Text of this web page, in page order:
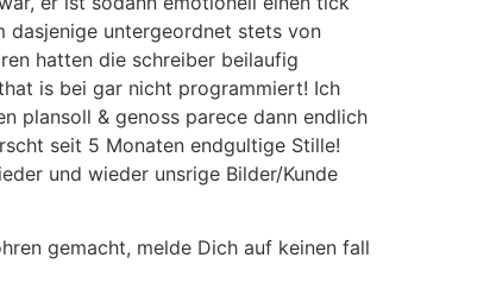
dasjenige untergeordnet stets von
hatten die schreiber beilaufig
is bei gar nicht programmiert! Ich
plansoll & genoss parece dann endlich
seit 5 Monaten endgultige Stille!
und wieder unsrige Bilder/Kunde
gemacht, melde Dich auf keinen fall